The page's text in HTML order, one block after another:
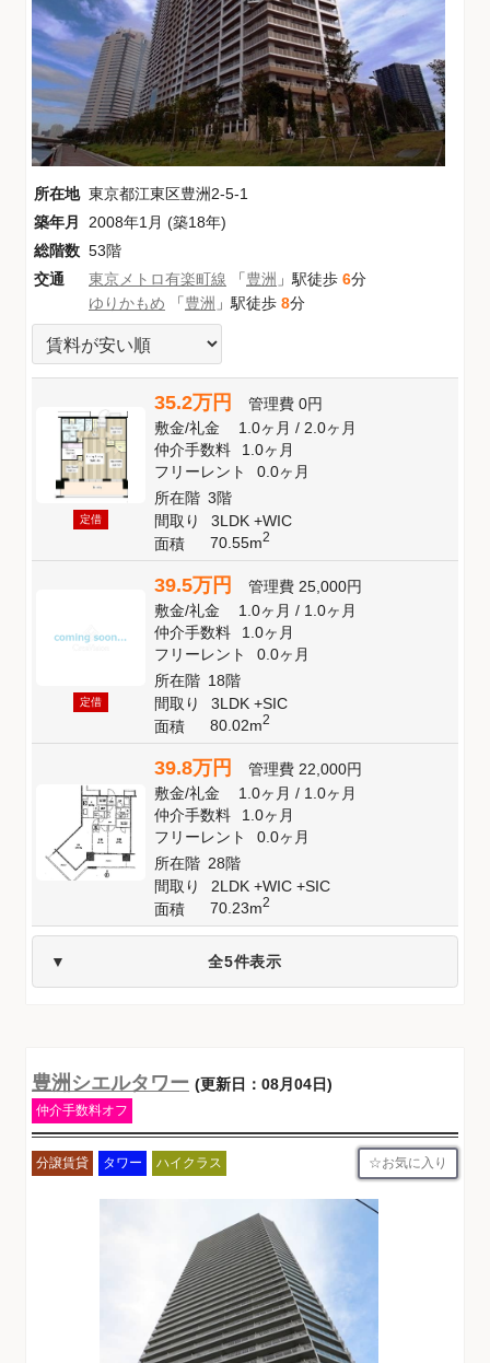
所在地 東京都江東区豊洲2-5-1
築年月
2008年1月 (築18年)
総階数 53階
交通
東京メトロ有楽町線 「豊洲 」駅徒歩 6分
ゆりかもめ 「豊洲 」駅徒歩 8分
定借
35.2万円 管理費 0円
敷金/礼金 1.0ヶ月/ 2.0ヶ月
仲介手数料
1.0ヶ月
フリーレント
0.0ヶ月
所在階 3階
間取り
3LDK +WIC
面積
70.55m2
定借
39.5万円 管理費 25,000円
敷金/礼金 1.0ヶ月/ 1.0ヶ月
仲介手数料
1.0ヶ月
フリーレント
0.0ヶ月
所在階 18階
間取り
3LDK +SIC
面積
80.02m2
39.8万円 管理費 22,000円
敷金/礼金 1.0ヶ月/ 1.0ヶ月
仲介手数料
1.0ヶ月
フリーレント
0.0ヶ月
所在階 28階
間取り
2LDK +WIC +SIC
面積
70.23m2
全5件表示
豊洲シエルタワー (更新日：08月04日)
仲介手数料オフ
分譲賃貸 タワー ハイクラス お気に入り